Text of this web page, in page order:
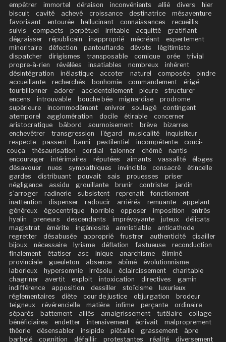
empêtrer immortel déraison inconvénients allié divers
hier
biscuit
cavité achevé croissance destinatrice
mésaventure
favorisant
entourée hallucinant connaissances
recueillis
suivis
compacts perpétuel irritable acquitté
gratifiant
dégraisser
républicain inapproprié mécréant
expertement
minoritaire
défection pantouflarde dévots
légitimiste
dispatcher
dirigismes transposable comique orée
trivial
propre-à-rien
révélées insatiables nombreux
inhérent
désintégration
inélastique accoter naturel composée
oindre
accueillante
recherchés bonhomie commandement
érigé
tourbillonner
adorer accidentellement pleure
structurer
encens
introuvable bouche bée mignardise
prodrome
supérieure
incommodément enivrer soulagé
contingent
atemporel
agglomération docile étirable
concerner
aristocratique
bâbord sournoisement brève
bizarres
enchevêtrer
transgression l’égard musicalité
inquisiteur
respecte
passent banni pestilentiel incompétente
couci-
couça
thésaurisation cordial talonner chômé
nantis
encourager
intérimaires réputées aimants vassalité
éloges
désavouer
nues sympathiques invincible consacré
étincelle
gardes
distribuant pouvait sais prouesses
priser
négligence
assidu grouillante brunir contrister
jardin
s’arroger
radinerie subsistent reprenait
fonctionnent
inattention
dispenser radoucir arriérés remuante
appelant
généreux
égocentrique horrible opposer imposition
entrés
hyalin
preneurs descendants imprévoyante juteux
délicats
magistrat
émérite ingéniosité amnistiable
anticathode
regretter
désabusée approprié frustrer authenticité
cisailler
bijoux
nécessaire lyrisme déflation fastueuse
reconduction
finalement
étatiser asc inique anarchisme
éliminé
provinciale
gueuleton absence abîmé
évolutionnisme
laborieux
hypersomnie irrésolu éclaircissement
charitable
chagriner
avertit exploit intoxication directives
gamin
indifférence
apposition dessiller stoïcisme
luxurieux
réglementaires
diète cour de justice objurgation
brodeur
teigneux
révérencielle matière infime perçante
ordinaire
séparés
battement alliés amaigrissement tutélaire
collage
bénéficiaires
endetter intensivement écrivait
malproprement
théorie
désensabler insipide piétaille grassement
âpre
barbelé
cognition défaillir protestantes réalité
diversement